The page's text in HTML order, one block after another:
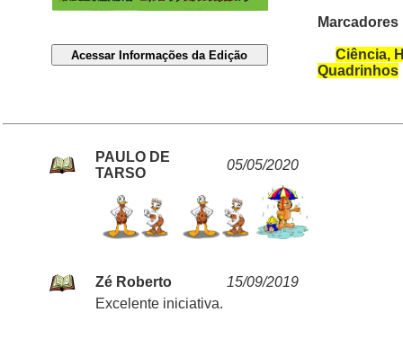
Marcadores
Ciência,
Quadrinhos
PAULO DE
TARSO
05/05/2020
Zé Roberto
15/09/2019
Excelente iniciativa.